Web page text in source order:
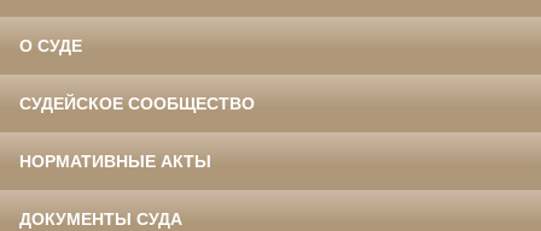
О СУДЕ
СУДЕЙСКОЕ СООБЩЕСТВО
НОРМАТИВНЫЕ АКТЫ
ДОКУМЕНТЫ СУДА